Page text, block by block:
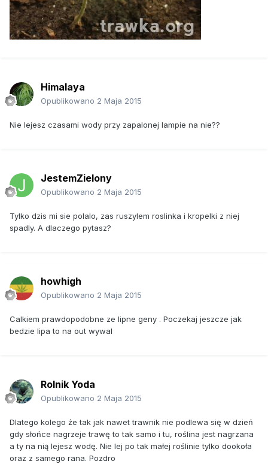
Himalaya
Opublikowano 2 Maja 2015
Nie lejesz czasami wody przy zapalonej lampie na nie??
JestemZielony
Opublikowano 2 Maja 2015
Tylko dzis mi sie polalo, zas ruszylem roslinka i kropelki z niej
spadly. A dlaczego pytasz?
howhigh
Opublikowano 2 Maja 2015
Calkiem prawdopodobne ze lipne geny . Poczekaj jeszcze jak
bedzie lipa to na out wywal
Rolnik Yoda
Opublikowano 2 Maja 2015
Dlatego kolego że tak jak nawet trawnik nie podlewa się w dzień
gdy słońce nagrzeje trawę to tak samo i tu, roślina jest nagrzana
a ty na nią lejesz wodę. Nie lej po tak małej roślinie tylko dookoła
oraz z samego rana. Pozdro